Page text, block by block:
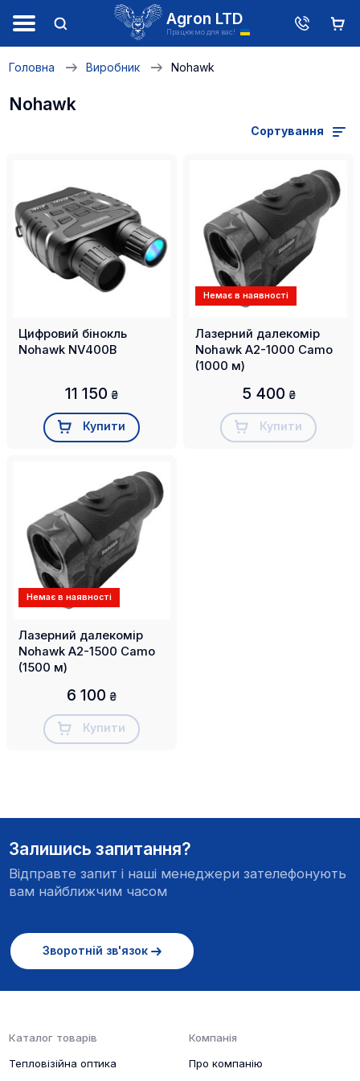
Agron LTD
Працюємо для вас!
Головна Виробник Nohawk
Nohawk
Сортування
Цифровий бінокль
Nohawk NV400B
11 150 ₴
Купити
Немає в наявності
Лазерний далекомір
Nohawk A2-1000 Camo
(1000 м)
5 400 ₴
Купити
Немає в наявності
Лазерний далекомір
Nohawk A2-1500 Camo
(1500 м)
6 100 ₴
Купити
Залишись запитання?
Відправте запит і наші менеджери зателефонують
вам найближчим часом
Зворотній зв'язок
Каталог товарів
Тепловізійна оптика
Компанія
Про компанію